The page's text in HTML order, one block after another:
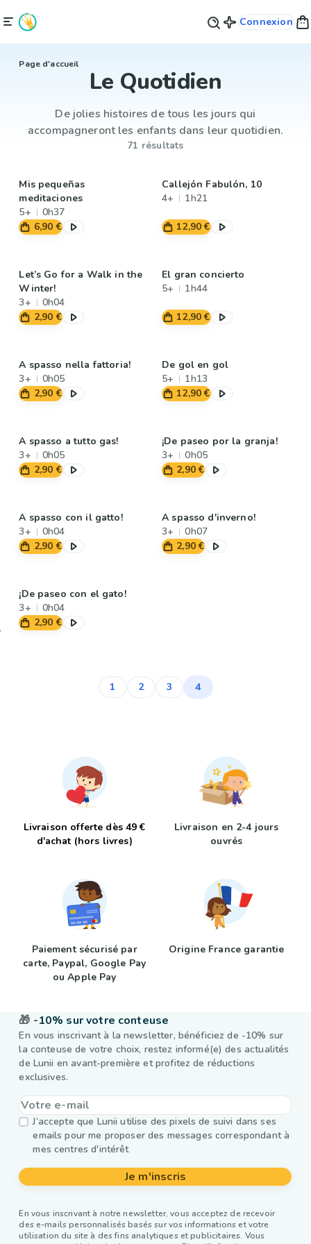
Connexion
Page d'accueil
Le Quotidien
De jolies histoires de tous les jours qui
accompagneront les enfants dans leur quotidien.
71 résultats
Mis pequeñas
meditaciones
5+
0h37
6,90 €
Callejón Fabulón, 10
4+
1h21
12,90 €
Let’s Go for a Walk in the
Winter!
3+
0h04
2,90 €
El gran concierto
5+
1h44
12,90 €
A spasso nella fattoria!
3+
0h05
2,90 €
De gol en gol
5+
1h13
12,90 €
A spasso a tutto gas!
3+
0h05
2,90 €
¡De paseo por la granja!
3+
0h05
2,90 €
A spasso con il gatto!
3+
0h04
2,90 €
A spasso d'inverno!
3+
0h07
2,90 €
¡De paseo con el gato!
3+
0h04
2,90 €
1 2 3 4
Livraison offerte dès 49 €
d'achat (hors livres)
Livraison en 2-4 jours
ouvrés
Paiement sécurisé par
carte, Paypal, Google Pay
ou Apple Pay
Origine France garantie
🎁 -10% sur votre conteuse
En vous inscrivant à la newsletter, bénéficiez de -10% sur
la conteuse de votre choix, restez informé(e) des actualités
de Lunii en avant-première et profitez de réductions
exclusives.
J’accepte que Lunii utilise des pixels de suivi dans ses
emails pour me proposer des messages correspondant à
mes centres d'intérêt
Je m'inscris
En vous inscrivant à notre newsletter, vous acceptez de recevoir
des e-mails personnalisés basés sur vos informations et votre
utilisation du site à des fins analytiques et publicitaires. Vous